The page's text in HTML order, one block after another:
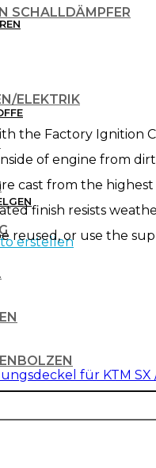
SCHALLDÄMPFER
ELEKTRIK
erstellen
the Factory Ignition
of engine from
cast from the
finish resists
reused, or use the